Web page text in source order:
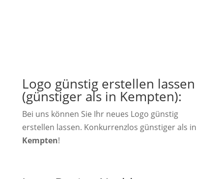
Logo günstig erstellen lassen
(günstiger als in Kempten):
Bei uns können Sie Ihr neues Logo günstig
erstellen lassen. Konkurrenzlos günstiger als in
Kempten!